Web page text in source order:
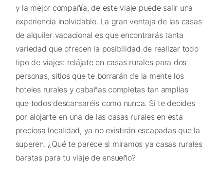
y la mejor compañía, de este viaje puede salir una
experiencia inolvidable. La gran ventaja de las casas
de alquiler vacacional es que encontrarás tanta
variedad que ofrecen la posibilidad de realizar todo
tipo de viajes: relájate en casas rurales para dos
personas, sitios que te borrarán de la mente los
hoteles rurales y cabañas completas tan amplias
que todos descansaréis como nunca. Si te decides
por alojarte en una de las casas rurales en esta
preciosa localidad, ya no existirán escapadas que la
superen. ¿Qué te parece si miramos ya casas rurales
baratas para tu viaje de ensueño?